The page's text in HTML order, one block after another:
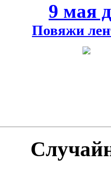
9 мая
Повяжи